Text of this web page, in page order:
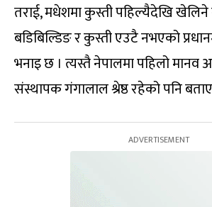
तराई, मधेशमा कुस्ती पहिल्यैदेखि
बडिबिल्डिङ र कुस्ती एउटै नभएको
भनाइ छ । त्यस्तै नेपालमा पहिलो मानव
संस्थापक गंगालाल श्रेष्ठ रहेको पनि